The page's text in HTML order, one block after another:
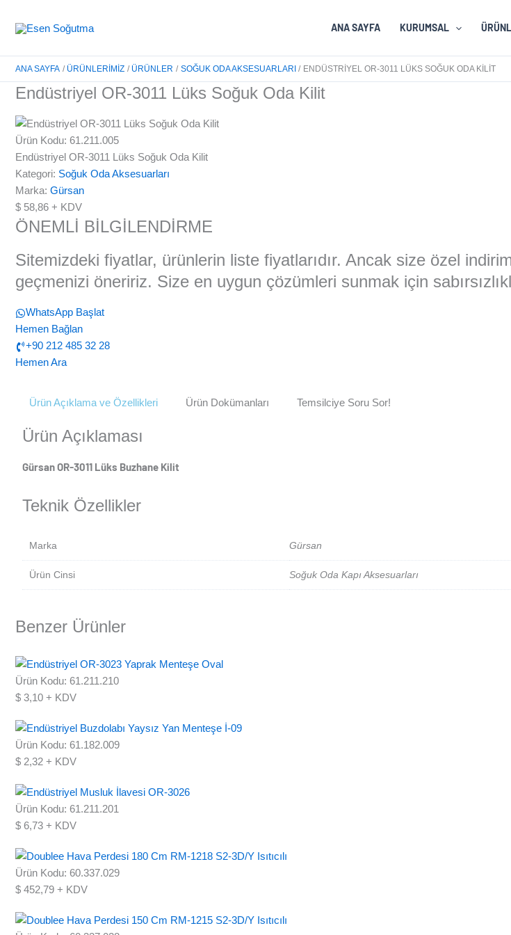
ANA SAYFA KURUMSAL
ANA SAYFA ÜRÜNLERIMIZ ÜRÜNLER SOĞUK ODA AKSESUARLARI ENDÜSTRIYEL OR-3011 LÜKS SOĞUK ODA KILIT
Endüstriyel OR-3011 Lüks Soğuk Oda Kilit
Ürün Kodu: 61.211.005
Endüstriyel OR-3011 Lüks Soğuk Oda Kilit
Kategori: Soğuk Oda Aksesuarları
Marka: Gürsan
$ 58,86 + KDV
ÖNEMLİ BİLGİLENDİRME
Sitemizdeki fiyatlar, ürünlerin liste fiyatlarıdır. Ancak size özel
geçmenizi öneririz. Size en uygun çözümleri sunmak için
WhatsApp Başlat
Hemen Bağlan
+90 212 485 32 28
Hemen Ara
Ürün Açıklama ve Özellikleri Ürün Dokümanları Temsilciye Soru Sor!
Ürün Açıklaması
Gürsan OR-3011 Lüks Buzhane Kilit
Teknik Özellikler
Marka Gürsan
Ürün Cinsi Soğuk Oda Kapı Aksesuarları
Benzer Ürünler
Ürün Kodu: 61.211.210
$ 3,10 + KDV
Ürün Kodu: 61.182.009
$ 2,32 + KDV
Ürün Kodu: 61.211.201
$ 6,73 + KDV
Ürün Kodu: 60.337.029
$ 452,79 + KDV